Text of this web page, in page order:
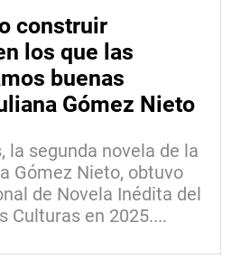
construir
los que las
buenas
Gómez Nieto
la segunda novela de la
Gómez Nieto, obtuvo
de Novela Inédita del
Culturas en 2025....